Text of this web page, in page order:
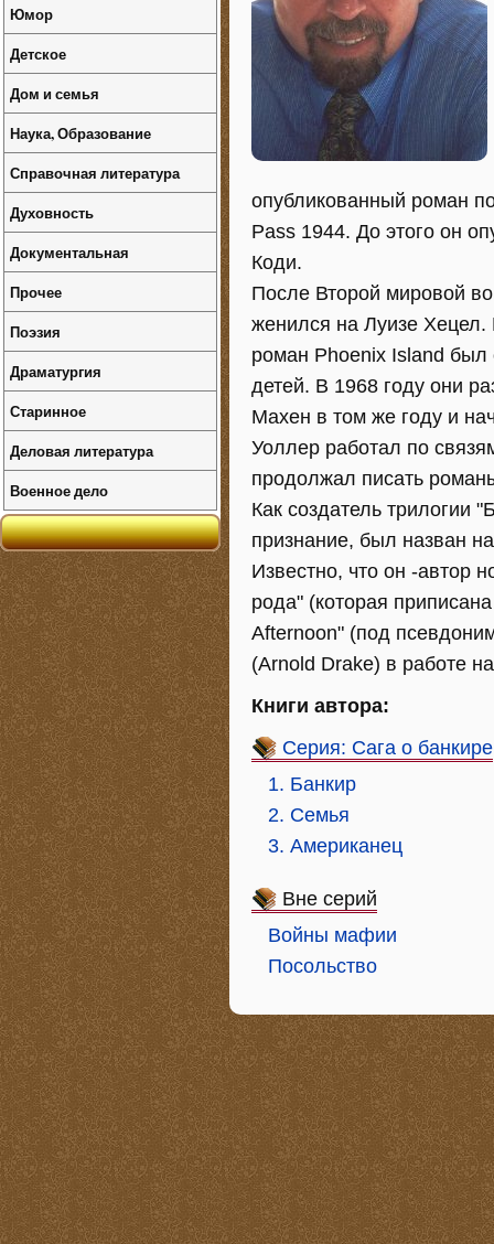
опубликованный роман
Pass 1944. До этого он
Коди.
После Второй мировой
женился на Луизе Хецел.
роман Phoenix Island был
детей. В 1968 году они
Махен в том же году и
Уоллер работал по
продолжал писать
Как создатель трилогии
признание, был назван
Известно, что он -автор
рода" (которая
Afternoon" (под
(Arnold Drake) в работе
Книги автора:
Серия: Сага о банкире
1. Банкир
2. Семья
3. Американец
Вне серий
Войны мафии
Посольство
Юмор
Детское
Дом и семья
Наука, Образование
Справочная литература
Духовность
Документальная
Прочее
Поэзия
Драматургия
Старинное
Деловая литература
Военное дело